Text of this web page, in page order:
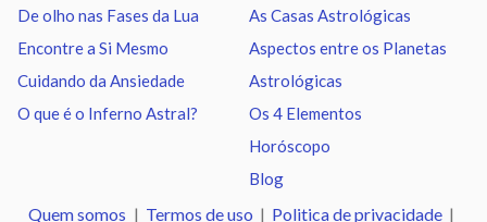
Vênus Oposição Netuno
Vênus Trígono Plutão
Quiron
Marte Nodo norte 1.82
De olho nas Fases da Lua
Encontre a Si Mesmo
Cuidando da Ansiedade
O que é o Inferno Astral?
As Casas Astrológicas
Aspectos entre os Planetas
Astrológicas
Os 4 Elementos
Horóscopo
Blog
Quem somos | Termos de uso | Politica de privacidade |